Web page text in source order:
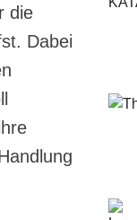
die
Dabei